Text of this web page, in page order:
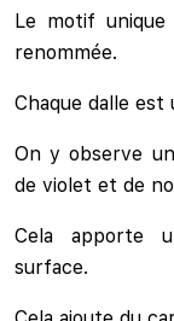
Le motif
renommée.
Chaque dalle est
On y observe
de violet et de
Cela apporte
surface.